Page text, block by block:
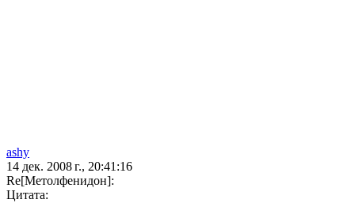
ashy
14 дек. 2008 г., 20:41:16
Re[Метолфенидон]:
Цитата: